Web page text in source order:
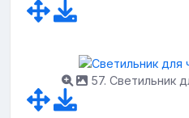
57. Светильник